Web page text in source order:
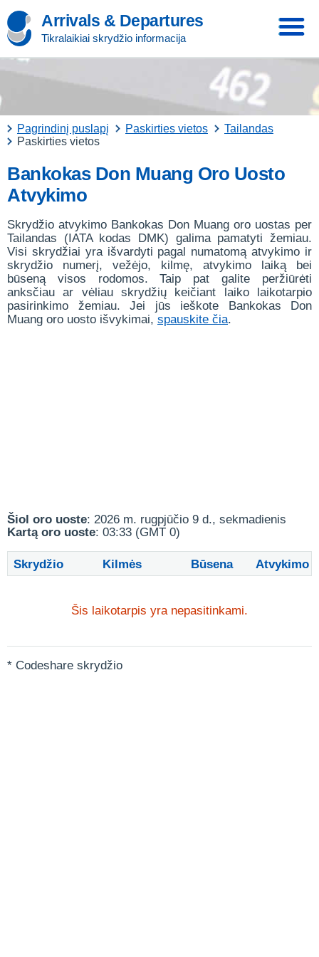
Arrivals & Departures
Tikralaikiai skrydžio informacija
Pagrindinį puslapį Paskirties vietos
Tailandas
Paskirties vietos
Bankokas Don Muang Oro Uosto
Atvykimo
Skrydžio atvykimo Bankokas Don Muang oro uostas per
Tailandas (IATA kodas DMK) galima pamatyti žemiau.
Visi skrydžiai yra išvardyti pagal numatomą atvykimo ir
skrydžio numerį, vežėjo, kilmę, atvykimo laiką bei
būseną visos rodomos. Taip pat galite peržiūrėti
anksčiau ar vėliau skrydžių keičiant laiko laikotarpio
pasirinkimo žemiau. Jei jūs ieškote Bankokas Don
Muang oro uosto išvykimai, spauskite čia.
Šiol oro uoste: 2026 m. rugpjūčio 9 d., sekmadienis
Kartą oro uoste: 03:33 (GMT 0)
Skrydžio Kilmės Būsena Atvykimo
Šis laikotarpis yra nepasitinkami.
* Codeshare skrydžio